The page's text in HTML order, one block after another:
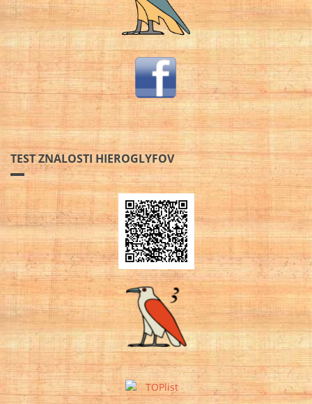
TEST ZNALOSTI HIEROGLYFOV